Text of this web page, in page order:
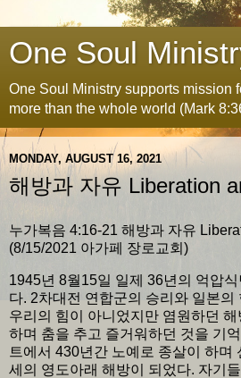
One Soul
One Soul Ministry supports mission
more than the whole world (Mark
MONDAY, AUGUST 16, 2021
해방과 자유 Liberation
누가복음 4:16-21 해방과 자유
(8/15/2021 아가페 장로교회)
1945년 8월15일 일제 36년의 억압식
다. 2차대전 연합군의 승리와 일본
우리의 힘이 아니었지만 염원하던
하며 춤을 추고 즐거워하던 것을 기
트에서 430년간 노예로 종살이 하며
세의 영도아래 해방이 되었다. 자기